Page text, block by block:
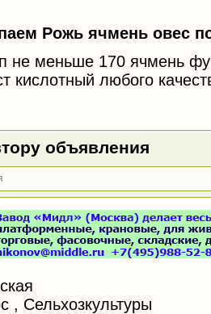
Рожь ячмень овес
не меньше 170 ячмень
кислотный любого
объявления
, Сельхозкультуры